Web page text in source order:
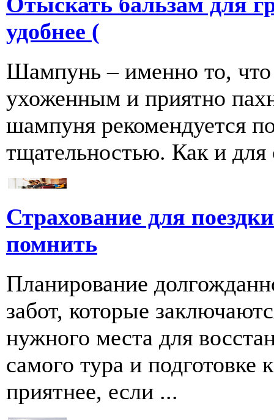
удобнее (
Шампунь – именно то, что
ухоженным и приятно
шампуня рекомендуется
тщательностью. Как и для
Страхование для
помнить
Планирование
забот, которые
нужного места для
самого тура и подготовке
приятнее, если ...